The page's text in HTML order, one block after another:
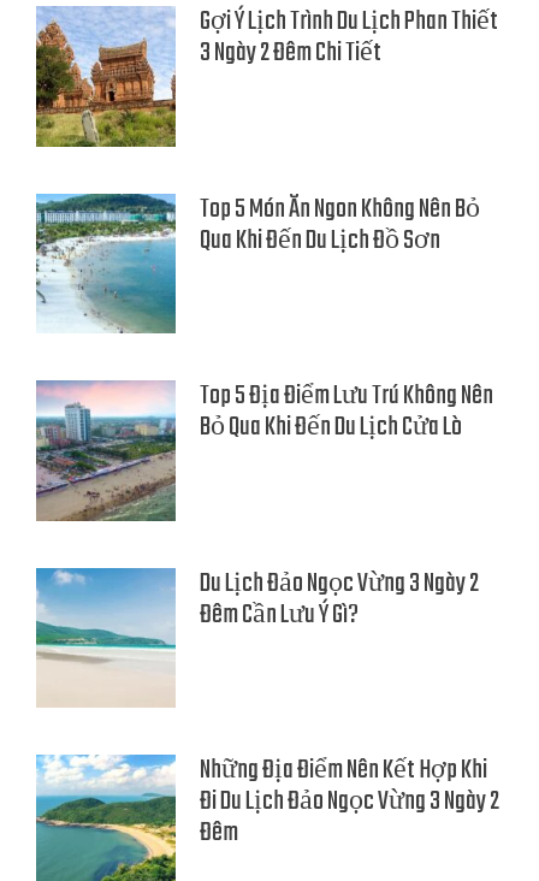
Gợi Ý Lịch Trình Du Lịch Phan Thiết
3 Ngày 2 Đêm Chi Tiết
Top 5 Món Ăn Ngon Không Nên Bỏ
Qua Khi Đến Du Lịch Đồ Sơn
Top 5 Địa Điểm Lưu Trú Không Nên
Bỏ Qua Khi Đến Du Lịch Cửa Lò
Du Lịch Đảo Ngọc Vừng 3 Ngày 2
Đêm Cần Lưu Ý Gì?
Những Địa Điểm Nên Kết Hợp Khi
Đi Du Lịch Đảo Ngọc Vừng 3 Ngày 2
Đêm